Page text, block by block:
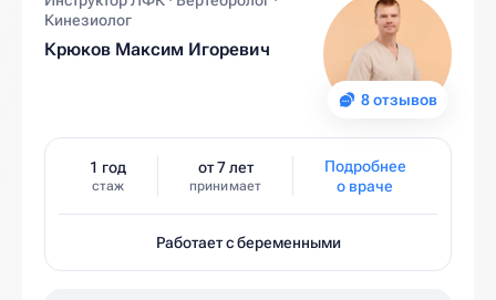
8 отзывов
Кинезиолог
Крюков Максим Игоревич
1 год
стаж
от 7 лет
принимает
Подробнее
о враче
Работает с беременными